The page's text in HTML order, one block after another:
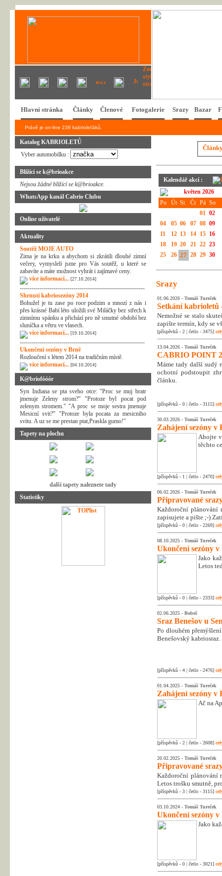
Hlavní stránka Články Členové Fotogalerie Srazy Bazar
Právě je on-line 239 kabrioleťáků.
Katalog KABRIOLETŮ
Vyber automobilku :
Blížící se k@brioakce
Nejsou žádné blížící se k@brioakce.
WhatsApp kanál Cabrio Clubu
Online uživatelé
Aktuality
Soutěž MOJE AUTO
Zima je na krku a abychom si zkrátili dlouhé zimní
večery, vymysleli jsme pro Vás soutěž, u které se
zabavíte a máte možnost vyhrát i zajímavé ceny.
více informací... [27.10.2014]
---------------------------------------------------------------
Shrnutí kabriosezóny 2014
Bohužel je tu zase po roce podzim a mnozí z nás i
přes krásné Babí léto uložili své Miláčky bez střech k
zimnímu spánku a přichází pro ně smutné období bez
sluníčka a větru ve vlasech.
více informací... [19.10.2014]
---------------------------------------------------------------
Ukončení sezóny v Brně
Rozloučení s létem 2014 na tradičním místě.
více informací... [04.10.2014]
K@briofóóór
Syn Indiana se pta sveho otce: "Proc se muj bratr
jmenuje Zeleny strom?" "Protoze byl pocat pod
zelenym stromem." "A proc se moje sestra jmenuje
Mesicní svit?" "Protoze byla pocata za mesicniho
svitu. A uz se me prestan ptat,Praskla gumo!"
Tapety na plochu
další tapety naleznete tady
Statistiky
Kalendář akcí :
květen 2026
Po
Út St Čt Pá So
01 02
04
05 06 07 08 09
11
12 13 14 15 16
18
19 20 21 22 23
25
26 27 28 29 30
Srazy
01.06.2026 - Tomáš Tureček
Setkání kabrioletů
Nemožné se stalo
zapište termín, kdy se
[příspěvků - 2 | četlo - 3475]
13.04.2026 - Tomáš Tureček
CABRIO POINT
Máme tady další sudý
ochotní podstoupit
článku.
[příspěvků - 0 | četlo - 3115]
30.03.2026 - Tomáš Tureček
Zahájení sezóny v
Ahojte
těchto
[příspěvků - 1 | četlo - 2470]
06.02.2026 - Tomáš Tureček
Připravované
Každoroční plánování
zapisujete a pište ;-)
[příspěvků - 0 | četlo - 2269]
08.10.2025 - Tomáš Tureček
Ukončení sezóny v
Jako
Letos
[příspěvků - 0 | četlo - 2333]
02.06.2025 - Bobeš
Sraz Benešov u
Po dlouhém
Benešovský kabriosraz.
[příspěvků - 4 | četlo - 2476]
01.04.2025 - Tomáš Tureček
Zahájení sezóny v
Ač na
[příspěvků - 2 | četlo - 2608]
20.02.2025 - Tomáš Tureček
Připravované
Každoroční plánování
Letos trošku smutně,
[příspěvků - 3 | četlo - 3115]
03.10.2024 - Tomáš Tureček
Ukončení sezóny v
Jako
[příspěvků - 0 | četlo - 3021]